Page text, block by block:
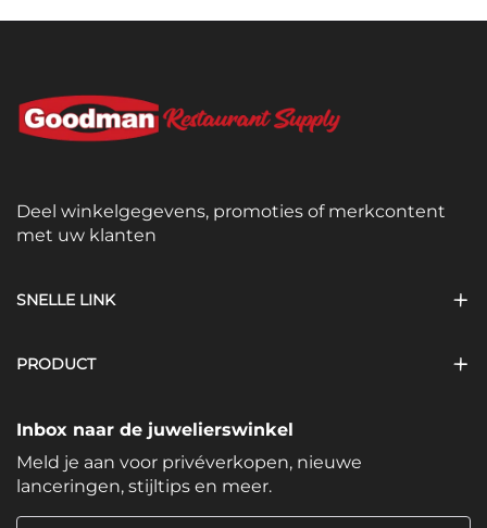
Deel winkelgegevens, promoties of merkcontent
met uw klanten
SNELLE LINK
PRODUCT
Inbox naar de juwelierswinkel
Meld je aan voor privéverkopen, nieuwe
lanceringen, stijltips en meer.